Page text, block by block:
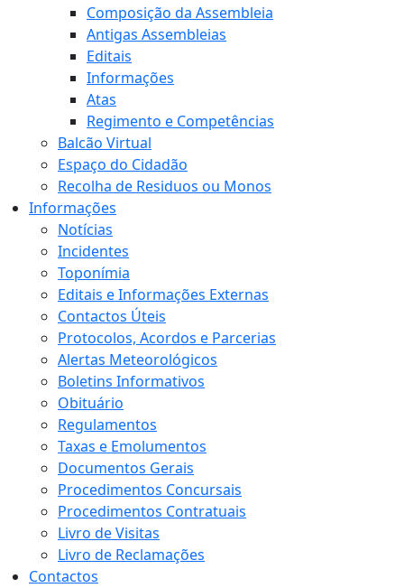
Composição da Assembleia
Antigas Assembleias
Editais
Informações
Atas
Regimento e Competências
Balcão Virtual
Espaço do Cidadão
Recolha de Residuos ou Monos
Informações
Notícias
Incidentes
Toponímia
Editais e Informações Externas
Contactos Úteis
Protocolos, Acordos e Parcerias
Alertas Meteorológicos
Boletins Informativos
Obituário
Regulamentos
Taxas e Emolumentos
Documentos Gerais
Procedimentos Concursais
Procedimentos Contratuais
Livro de Visitas
Livro de Reclamações
Contactos